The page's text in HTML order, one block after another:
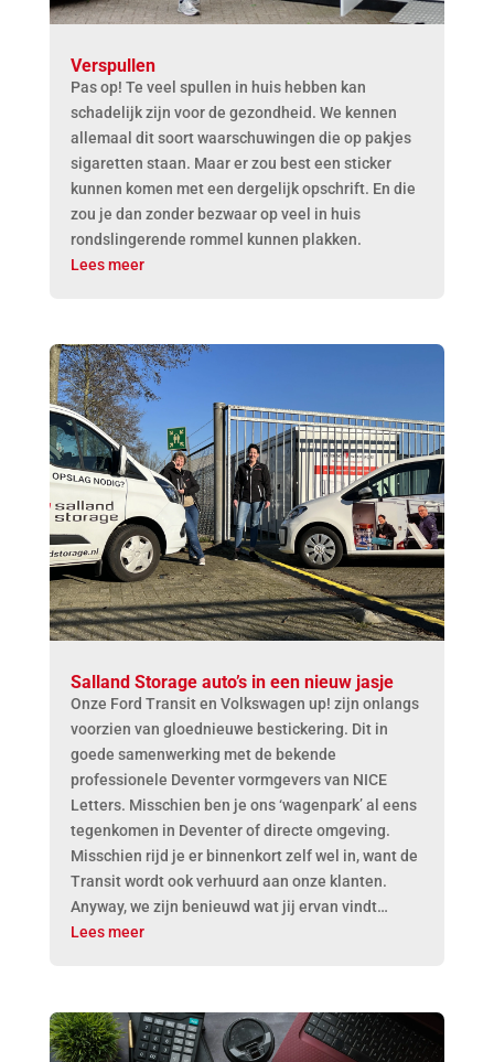
Verspullen
Pas op! Te veel spullen in huis hebben kan
schadelijk zijn voor de gezondheid. We kennen
allemaal dit soort waarschuwingen die op pakjes
sigaretten staan. Maar er zou best een sticker
kunnen komen met een dergelijk opschrift. En die
zou je dan zonder bezwaar op veel in huis
rondslingerende rommel kunnen plakken.
Lees meer
Salland Storage auto’s in een nieuw jasje
Onze Ford Transit en Volkswagen up! zijn onlangs
voorzien van gloednieuwe bestickering. Dit in
goede samenwerking met de bekende
professionele Deventer vormgevers van NICE
Letters. Misschien ben je ons ‘wagenpark’ al eens
tegenkomen in Deventer of directe omgeving.
Misschien rijd je er binnenkort zelf wel in, want de
Transit wordt ook verhuurd aan onze klanten.
Anyway, we zijn benieuwd wat jij ervan vindt…
Lees meer